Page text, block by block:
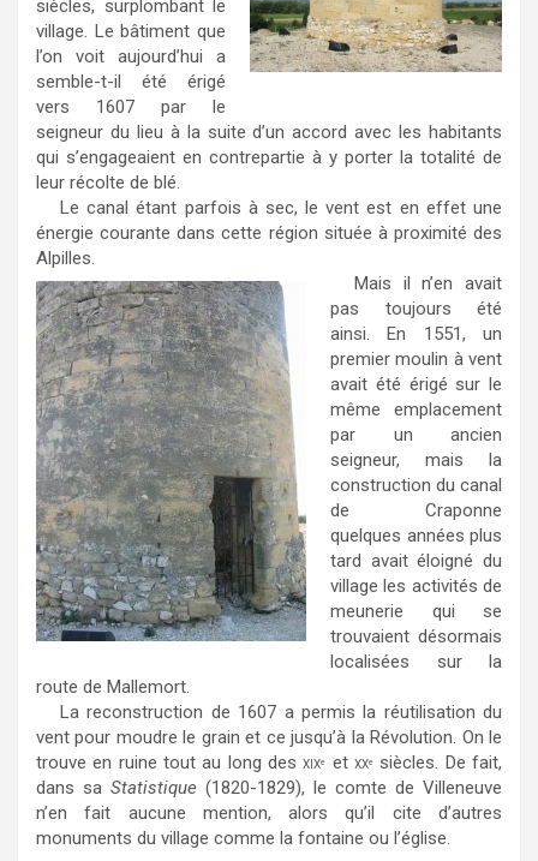
o
k
r
siècles, surplombant le
village. Le bâtiment que
l’on voit aujourd’hui a
semble-t-il été érigé
vers 1607 par le
seigneur du lieu à la suite d’un accord avec les habitants
qui s’engageaient en contrepartie à y porter la totalité de
leur récolte de blé.
Le canal étant parfois à sec, le vent est en effet une
énergie courante dans cette région située à proximité des
Alpilles.
Mais il n’en avait
pas toujours été
ainsi. En 1551, un
premier moulin à vent
avait été érigé sur le
même emplacement
par un ancien
seigneur, mais la
construction du canal
de Craponne
quelques années plus
tard avait éloigné du
village les activités de
meunerie qui se
trouvaient désormais
localisées sur la
route de Mallemort.
La reconstruction de 1607 a permis la réutilisation du
vent pour moudre le grain et ce jusqu’à la Révolution. On le
trouve en ruine tout au long desXIXe etXXe
siècles. De fait,
dans sa Statistique (1820-1829), le comte de Villeneuve
n’en fait aucune mention, alors qu’il cite d’autres
monuments du village comme la fontaine ou l’église.